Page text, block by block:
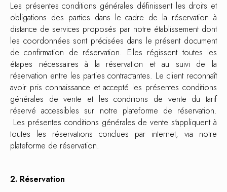
Les présentes conditions générales définissent les droits et
obligations des parties dans le cadre de la réservation à
distance de services proposés par notre établissement dont
les coordonnées sont précisées dans le présent document
de confirmation de réservation. Elles régissent toutes les
étapes nécessaires à la réservation et au suivi de la
réservation entre les parties contractantes. Le client reconnaît
avoir pris connaissance et accepté les présentes conditions
générales de vente et les conditions de vente du tarif
réservé accessibles sur notre plateforme de réservation.
Les présentes conditions générales de vente s'appliquent à
toutes les réservations conclues par internet, via notre
plateforme de réservation.
2. Réservation